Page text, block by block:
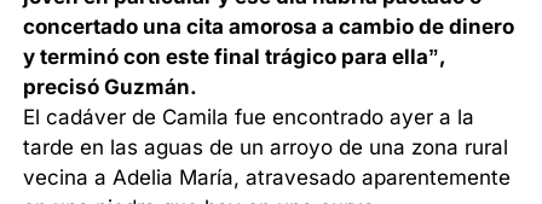
concertado una cita amorosa a cambio de dinero
y terminó con este final trágico para ella”,
precisó Guzmán.
El cadáver de Camila fue encontrado ayer a la
tarde en las aguas de un arroyo de una zona rural
vecina a Adelia María, atravesado aparentemente